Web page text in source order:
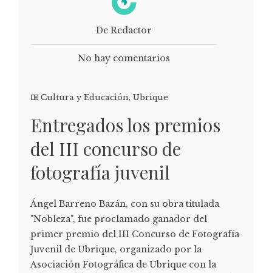
De Redactor
No hay comentarios
Cultura y Educación, Ubrique
Entregados los premios
del III concurso de
fotografía juvenil
Ángel Barreno Bazán, con su obra titulada
"Nobleza", fue proclamado ganador del
primer premio del III Concurso de Fotografía
Juvenil de Ubrique, organizado por la
Asociación Fotográfica de Ubrique con la